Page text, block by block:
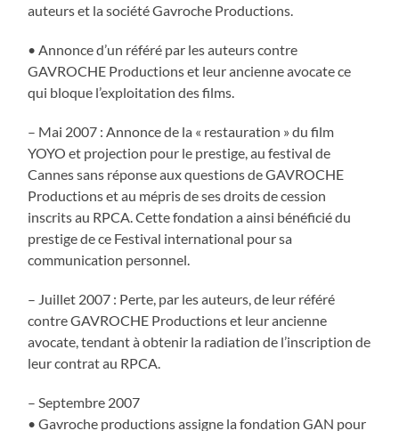
auteurs et la société Gavroche Productions.
• Annonce d’un référé par les auteurs contre
GAVROCHE Productions et leur ancienne avocate ce
qui bloque l’exploitation des films.
– Mai 2007 : Annonce de la « restauration » du film
YOYO et projection pour le prestige, au festival de
Cannes sans réponse aux questions de GAVROCHE
Productions et au mépris de ses droits de cession
inscrits au RPCA. Cette fondation a ainsi bénéficié du
prestige de ce Festival international pour sa
communication personnel.
– Juillet 2007 : Perte, par les auteurs, de leur référé
contre GAVROCHE Productions et leur ancienne
avocate, tendant à obtenir la radiation de l’inscription de
leur contrat au RPCA.
– Septembre 2007
• Gavroche productions assigne la fondation GAN pour